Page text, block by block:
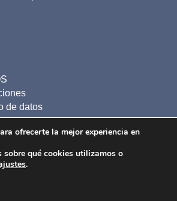
de datos
boletín
todas nuestras novedades
ofrecerte la mejor experiencia en
sobre qué cookies utilizamos o
.